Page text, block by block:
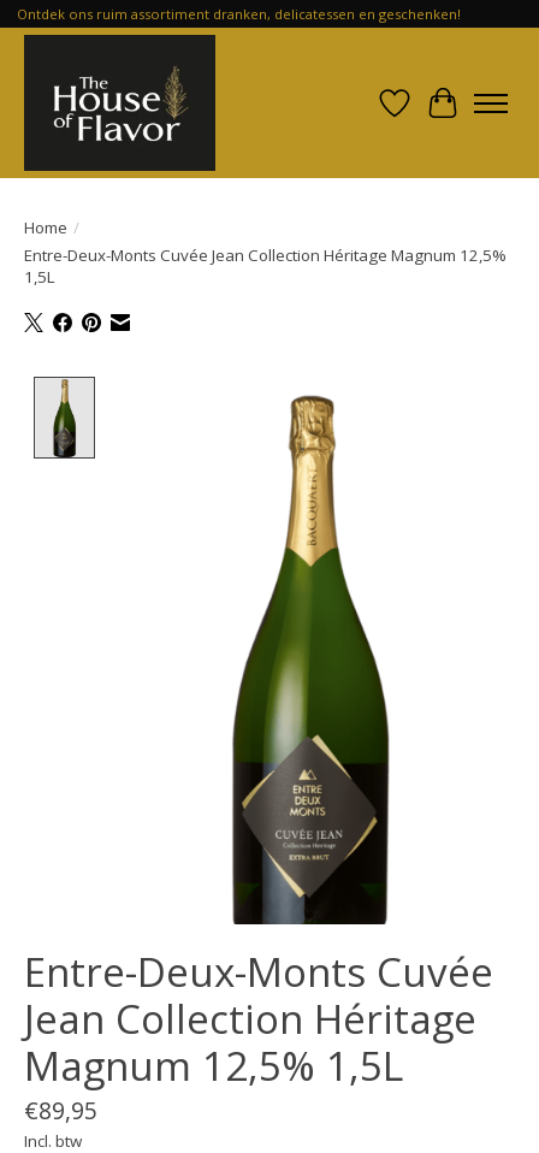
Ontdek ons ruim assortiment dranken, delicatessen en geschenken!
Verlanglijst
Home /
Entre-Deux-Monts Cuvée Jean Collection Héritage Magnum 12,5%
1,5L
Product image slideshow Items
Entre-Deux-Monts Cuvée
Jean Collection Héritage
Magnum 12,5% 1,5L
€89,95
Incl. btw